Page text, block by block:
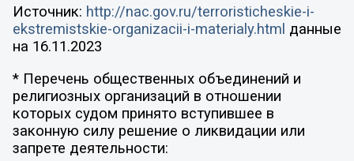
Источник: http://nac.gov.ru/terroristicheskie-i-
ekstremistskie-organizacii-i-materialy.html данные
на 16.11.2023
* Перечень общественных объединений и
религиозных организаций в отношении
которых судом принято вступившее в
законную силу решение о ликвидации или
запрете деятельности: